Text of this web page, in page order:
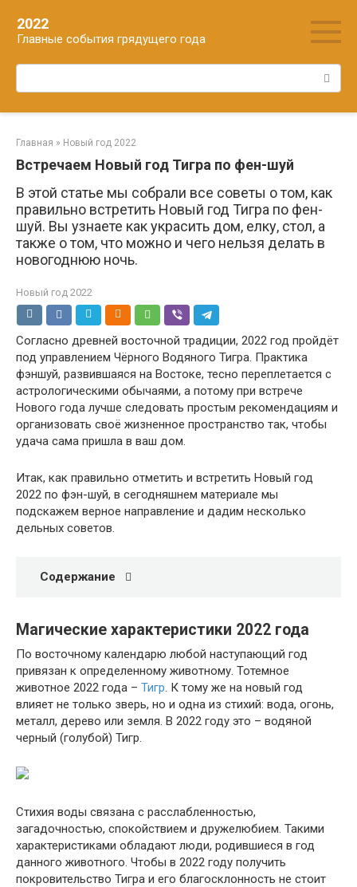
контенту
2022
Главные события грядущего года
Главная » Новый год 2022
Встречаем Новый год Тигра по фен-шуй
В этой статье мы собрали все советы о том, как
правильно встретить Новый год Тигра по фен-
шуй. Вы узнаете как украсить дом, елку, стол, а
также о том, что можно и чего нельзя делать в
новогоднюю ночь.
Новый год 2022
Согласно древней восточной традиции, 2022 год пройдёт
под управлением Чёрного Водяного Тигра. Практика
фэншуй, развившаяся на Востоке, тесно переплетается с
астрологическими обычаями, а потому при встрече
Нового года лучше следовать простым рекомендациям и
организовать своё жизненное пространство так, чтобы
удача сама пришла в ваш дом.
Итак, как правильно отметить и встретить Новый год
2022 по фэн-шуй, в сегодняшнем материале мы
подскажем верное направление и дадим несколько
дельных советов.
Содержание
Магические характеристики 2022 года
По восточному календарю любой наступающий год
привязан к определенному животному. Тотемное
животное 2022 года – Тигр. К тому же на новый год
влияет не только зверь, но и одна из стихий: вода, огонь,
металл, дерево или земля. В 2022 году это – водяной
черный (голубой) Тигр.
Стихия воды связана с расслабленностью,
загадочностью, спокойствием и дружелюбием. Такими
характеристиками обладают люди, родившиеся в год
данного животного. Чтобы в 2022 году получить
покровительство Тигра и его благосклонность не стоит